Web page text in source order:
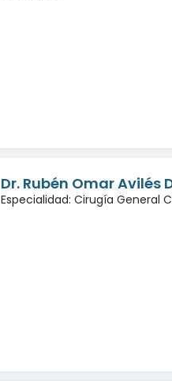
Dr. Rubén Omar Avilés
Especialidad: Cirugía General